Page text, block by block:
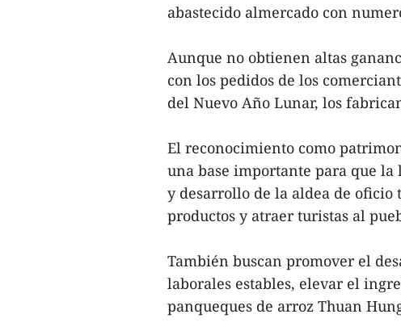
abastecido almercado con
Aunque no obtienen altas
con los pedidos de los
del Nuevo Año Lunar, los
El reconocimiento como
una base importante para que
y desarrollo de la aldea de
productos y atraer turistas al
También buscan promover el
laborales estables, elevar el
panqueques de arroz Thuan